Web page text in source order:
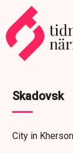
Skadovsk
City in